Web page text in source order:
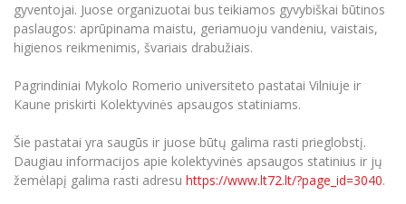
gyventojai. Juose organizuotai bus teikiamos gyvybiškai būtinos
paslaugos: aprūpinama maistu, geriamuoju vandeniu, vaistais,
higienos reikmenimis, švariais drabužiais.
Pagrindiniai Mykolo Romerio universiteto pastatai Vilniuje ir
Kaune priskirti Kolektyvinės apsaugos statiniams.
Šie pastatai yra saugūs ir juose būtų galima rasti prieglobstį.
Daugiau informacijos apie kolektyvinės apsaugos statinius ir jų
žemėlapį galima rasti adresu https://www.lt72.lt/?page_id=3040.